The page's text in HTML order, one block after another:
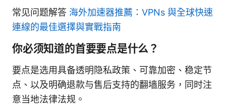
常见问题解答 海外加速器推薦：VPNs 與全球快速
連線的最佳選擇與實戰指南
你必须知道的首要要点是什么？
要点是选用具备透明隐私政策、可靠加密、稳定节
点、以及明确退款与售后支持的翻墙服务，同时注
意当地法律法规。